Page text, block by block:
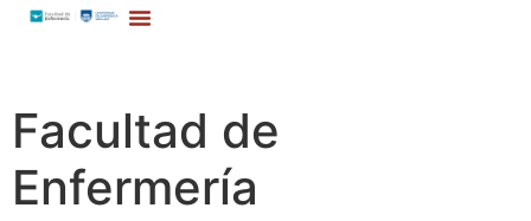
Facultad de
Enfermería